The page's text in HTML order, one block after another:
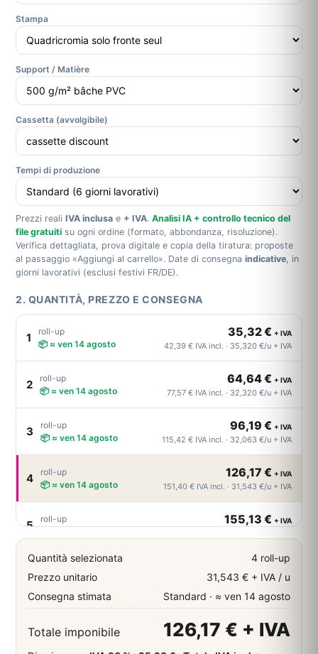
Stampa
Support / Matière
Cassetta (avvolgibile)
Tempi di produzione
Prezzi reali IVA inclusa e + IVA. Analisi IA + controllo tecnico del
file gratuiti su ogni ordine (formato, abbondanza, risoluzione).
Verifica dettagliata, prova digitale e copia della tiratura: proposte
al passaggio «Aggiungi al carrello». Date di consegna indicative, in
giorni lavorativi (esclusi festivi FR/DE).
2. QUANTITÀ, PREZZO E CONSEGNA
1
roll-up
📦 ≈ ven 14 agosto
35,32 € + IVA
42,39 € IVA incl. · 35,320 €/u + IVA
2
roll-up
📦 ≈ ven 14 agosto
64,64 € + IVA
77,57 € IVA incl. · 32,320 €/u + IVA
3
roll-up
📦 ≈ ven 14 agosto
96,19 € + IVA
115,42 € IVA incl. · 32,063 €/u + IVA
4
roll-up
📦 ≈ ven 14 agosto
126,17 € + IVA
151,40 € IVA incl. · 31,543 €/u + IVA
5
roll-up
155,13 € + IVA
6
roll-up
📦 ≈ ven 14 agosto
184,51 €
221,41 € IVA incl. · 30,752 €/u + IVA
roll-up
213,89 €
256,67 € IVA incl. · 30,556 €/u + IVA
Quantità selezionata
4 roll-up
Prezzo unitario
31,543 € + IVA / u
Consegna stimata
Standard · ≈ ven 14 agosto
Totale imponibile 126,17 € + IVA